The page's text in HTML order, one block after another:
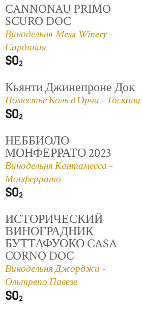
CANNONAU PRIMO
SCURO DOC
Винодельня Mesa Winery -
Сардиния
Кьянти Джинепроне Док
Поместье Коль д'Орча - Тоскана
НЕББИОЛО
МОНФЕРРАТО 2023
Винодельня Кантамесса -
Монферрато
ИСТОРИЧЕСКИЙ
ВИНОГРАДНИК
БУТТАФУОКО CASA
CORNO DOC
Винодельня Джорджи -
Ольтрепо Павезе